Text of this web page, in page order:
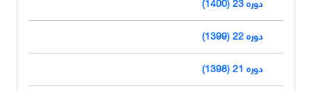
دوره 22 (1399)
دوره 21 (1398)